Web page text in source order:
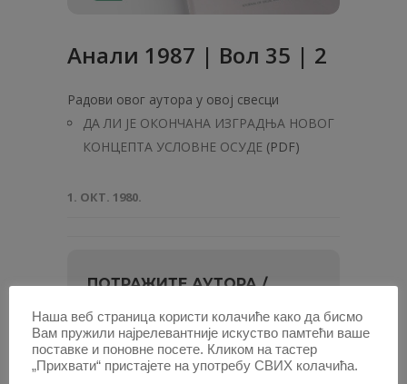
Анaли 1987 | Вол 35 | 2
Радови овог аутора у овој свесци
ДА ЛИ ЈЕ ОКОНЧАНА ИЗГРАДЊА НОВОГ
КОНЦЕПТА УСЛОВНЕ ОСУДЕ (PDF)
1. ОКТ. 1980.
ПОТРАЖИТЕ АУТОРА /
Унесите
име
и
или најмање два слова, па изаберите
Наша веб страница користи колачиће како да бисмо
Вам пружили најрелевантније искуство памтећи ваше
поставке и поновне посете. Кликом на тастер
„Прихвати“ пристајете на употребу СВИХ колачића.